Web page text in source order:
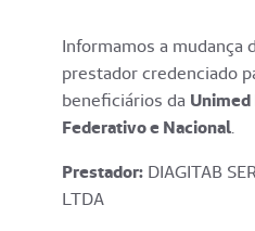
Informamos a mudança
prestador credenciado
beneficiários da
Federativo e Nacional.
Prestador: DIAGITAB
LTDA